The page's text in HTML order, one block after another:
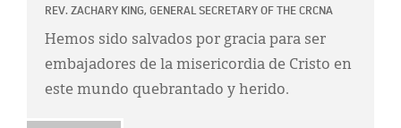
REV. ZACHARY KING, GENERAL SECRETARY OF THE CRCNA
Hemos sido salvados por gracia para ser
embajadores de la misericordia de Cristo en
este mundo quebrantado y herido.